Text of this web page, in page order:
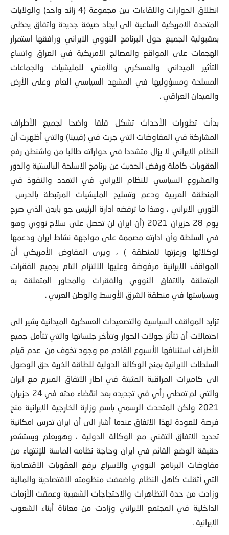
انطلاق الحوارات واللقاءات بين مجموعة (4 زائد واحد) والولايات
المتحدة الامريكية الساعية الى ايجاد صيغة جديدة واتفاق يحظى
بمقبولية الجميع حول البرنامج النووي الايراني ورافقها استمرار
الهجمات على المواقع والمصالح الامريكية في العراق واتساع
التأثير الميداني والعسكري والأمني للمليشيات والجماعات
المسلحة ومسؤوليها في المشهد السياسي العام وعلى الأرض
والميدان العراقي .
بدأت تطورات الأحداث تشكل قلقا واضحا لجميع الأطراف
المشاركة في المفاوضات التي جرت في (فيينا) والتي أظهرت أن
النظام الايراني لا يزال متشددا في حواراته طالبا من واشنطن رفع
العقوبات كاملة ورفض الحديث عن برنامج الاسلحة البالستية والدور
والمشروع السياسي للنظام الايراني في التمدد والنفوذ في
المنطقة العربية ودعم وتسليح المليشيات المرتبطة بالحرس
الثوري الايراني ، وهذا ما ترفضه ادارة الرئيس جو بايدن الذي صرح
يوم 28 حزيران 2021 (أن ايران لن تحصل على سلاح نووي وهو
في السلطة وأن ادارته مصممة على مواجهة نشاط ايران ودعمها
لوكلائها وزعزتها للمنطقة ) ، ويرى المفاوض الأمريكي أن
المواقف الايرانية مرفوضة وعليها الالتزام التام بجميع الفقرات
المتعلقة بالاتفاق النووي والفقرات والمحاور المتعلقة به
وبسياستها في منطقة الشرق الأوسط والوطن العربي .
تزايد المواقف السياسية والتصعيدات العسكرية الميدانية يشير الى
احتمالات أن تتأثر جولات الحوار وتتأخر جلساتها والتي تتأمل جميع
الأطراف استئنافها الأسبوع القادم مع وجود تخوف من عدم قيام
السلطات الايرانية بمنح الوكالة الدولية للطاقة الذرية حق الوصول
الى كاميرات المراقبة المثبتة في اطار الاتفاق المبرم مع ايران
والتي لم تعطي رأي في تجديده بعد انقضاء مدته في 24 حزيران
2021 ولكن المتحدث الرسمي باسم وزارة الخارجية الايرانية منح
فرصة للعودة لهذا الاتفاق عندما أشار الى أن ايران تدرس امكانية
تحديد الاتفاق التقني مع الوكالة الدولية ، وهويعلم ويستشعر
حقيقة الوضع القائم في ايران وحاجة نظامه الماسة للإنتهاء من
مفاوضات البرنامج النووي والاسراع برفع العقوبات الاقتصادية
التي أثقلت كاهل النظام واضعفت منظومته الاقتصادية والمالية
وزادت من حدة التظاهرات والاحتجاجات الشعبية وعمقت الأزمات
الداخلية في المجتمع الايراني وزادت من معاناة أبناء الشعوب
الايرانية .